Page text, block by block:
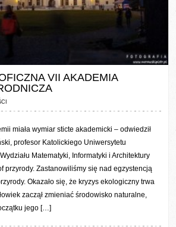
VII AKADEMIA
miała wymiar sticte akademicki – odwiedził
profesor Katolickiego Uniwersytetu
Matematyki, Informatyki i Architektury
przyrody. Zastanowiliśmy się nad egzystencją
Okazało się, że kryzys ekologiczny trwa
zaczął zmieniać środowisko naturalne,
jego […]